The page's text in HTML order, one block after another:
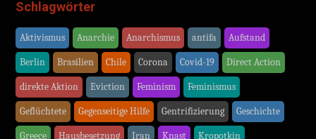
Schlagwörter
Aktivismus Anarchie Anarchismus antifa Aufstand
Berlin Brasilien Chile Corona Covid-19 Direct Action
direkte Aktion Eviction Feminism Feminismus
Geflüchtete Gegenseitige Hilfe Gentrifizierung Geschichte
Greece Hausbesetzung Iran Knast Kropotkin